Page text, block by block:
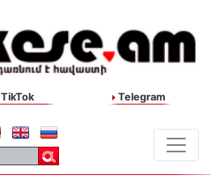
TikTok Telegram